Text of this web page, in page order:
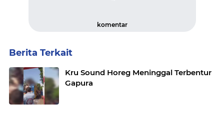
komentar
Berita Terkait
Kru Sound Horeg Meninggal Terbentur
Gapura